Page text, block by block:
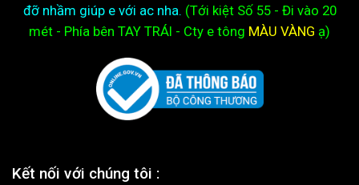
đỡ nhầm giúp e với ac nha. (Tới kiệtSố 55 - Đi vào 20
mét - Phía bên TAY TRÁI - Cty e tông MÀU VÀNG ạ)
Kết nối với chúng tôi :